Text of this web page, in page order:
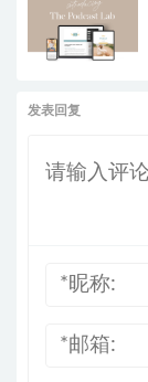
发表回复